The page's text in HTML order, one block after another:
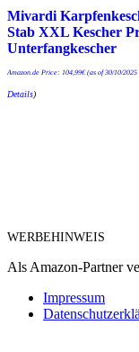
Mivardi
Stab XXL Kescher
Unterfangkescher
Amazon.de Price: 104,99€(as of 30/10/2025
Details)
WERBEHINWEIS
Als Amazon-Partner
Impressum